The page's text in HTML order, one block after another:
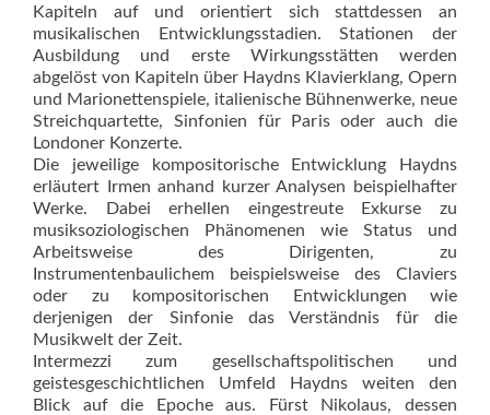
Kapiteln auf und orientiert sich stattdessen an
musikalischen Entwicklungsstadien. Stationen der
Ausbildung und erste Wirkungsstätten werden
abgelöst von Kapiteln über Haydns Klavierklang, Opern
und Marionettenspiele, italienische Bühnenwerke, neue
Streichquartette, Sinfonien für Paris oder auch die
Londoner Konzerte.
Die jeweilige kompositorische Entwicklung Haydns
erläutert Irmen anhand kurzer Analysen beispielhafter
Werke. Dabei erhellen eingestreute Exkurse zu
musiksoziologischen Phänomenen wie Status und
Arbeitsweise des Dirigenten, zu
Instrumentenbaulichem beispielsweise des Claviers
oder zu kompositorischen Entwicklungen wie
derjenigen der Sinfonie das Verständnis für die
Musikwelt der Zeit.
Intermezzi zum gesellschaftspolitischen und
geistesgeschichtlichen Umfeld Haydns weiten den
Blick auf die Epoche aus. Fürst Nikolaus, dessen